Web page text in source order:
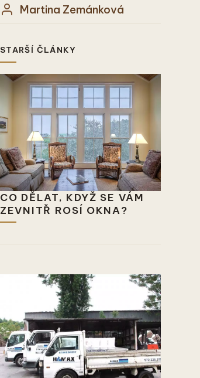
Martina Zemánková
STARŠÍ ČLÁNKY
CO DĚLAT, KDYŽ SE VÁM
ZEVNITŘ ROSÍ OKNA?